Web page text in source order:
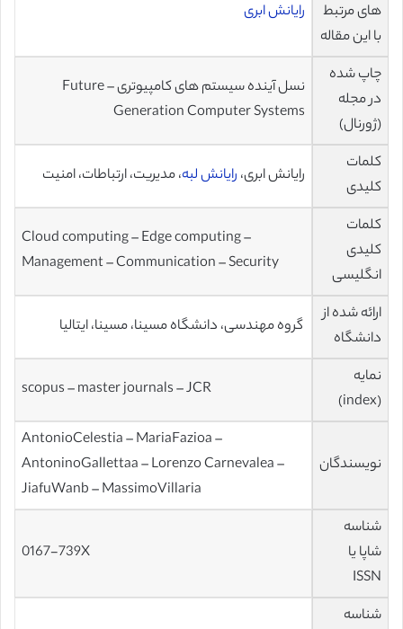
های مرتبط
با این مقاله
رایانش ابری
چاپ شده
در مجله
(ژورنال)
نسل آینده سیستم های کامپیوتری – Future
Generation Computer Systems
کلمات
کلیدی
رایانش ابری، رایانش لبه، مدیریت، ارتباطات، امنیت
کلمات
کلیدی
انگلیسی
Cloud computing – Edge computing –
Management – Communication – Security
ارائه شده از
دانشگاه
گروه مهندسی، دانشگاه مسینا، مسینا، ایتالیا
نمایه
(index)
scopus – master journals – JCR
نویسندگان
AntonioCelestia – MariaFazioa –
AntoninoGallettaa – Lorenzo Carnevalea –
JiafuWanb – MassimoVillaria
شناسه
شاپا یا
ISSN
0167-739X
شناسه